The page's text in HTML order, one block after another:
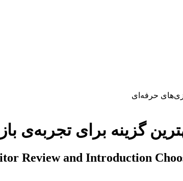
حرفه‌ای
گزینه برای تجربه‌ی
Review and Introduction